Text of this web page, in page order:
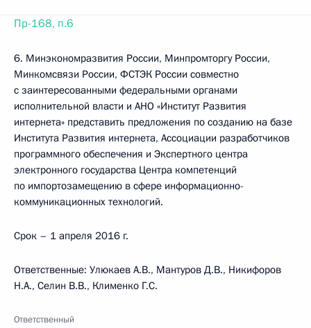
Пр-168, п.6
6. Минэкономразвития России, Минпромторгу России,
Минкомсвязи России, ФСТЭК России совместно
с заинтересованными федеральными органами
исполнительной власти и АНО «Институт Развития
интернета» представить предложения по созданию на базе
Института Развития интернета, Ассоциации разработчиков
программного обеспечения и Экспертного центра
электронного государства Центра компетенций
по импортозамещению в сфере информационно-
коммуникационных технологий.
Срок – 1 апреля 2016 г.
Ответственные: Улюкаев А.В., Мантуров Д.В., Никифоров
Н.А., Селин В.В., Клименко Г.С.
Ответственный